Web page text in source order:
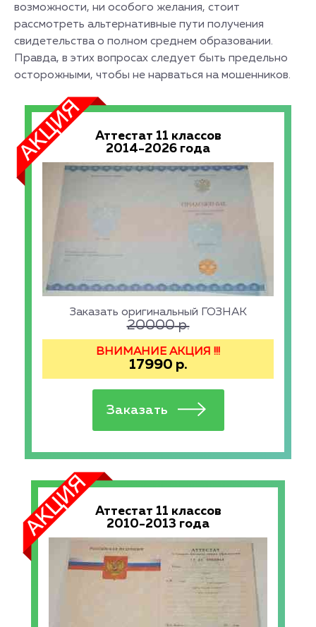
возможности, ни особого желания, стоит
рассмотреть альтернативные пути получения
свидетельства о полном среднем образовании.
Правда, в этих вопросах следует быть предельно
осторожными, чтобы не нарваться на мошенников.
Аттестат 11 классов
2014-2026 года
Заказать оригинальный ГОЗНАК
20000р.
ВНИМАНИЕ АКЦИЯ !!!
17990 р.
Аттестат 11 классов
2010-2013 года